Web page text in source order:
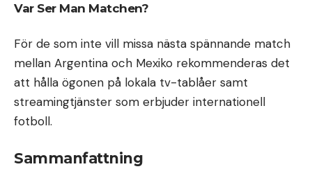
Var Ser Man Matchen?
För de som inte vill missa nästa spännande match
mellan Argentina och Mexiko rekommenderas det
att hålla ögonen på lokala tv-tablåer samt
streamingtjänster som erbjuder internationell
fotboll.
Sammanfattning